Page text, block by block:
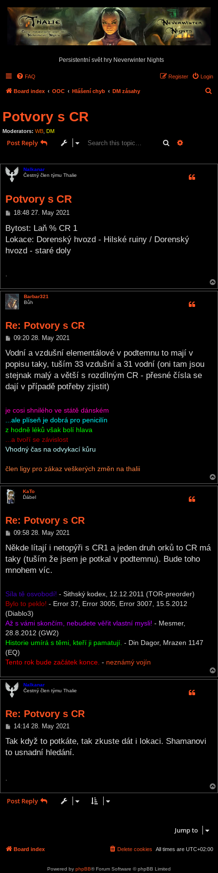
Persistentní svět hry Neverwinter Nights
FAQ Login
Register
Board index OOC Hlášení chyb DM zásahy
Potvory s CR
Moderators: WB DM
Post Reply Search
Nalkanar
Čestný člen týmu Thalie
Potvory s CR
P
s
t
18:48 27. May 2021
Bytost: Laň % CR 1
Lokace: Dorenský hvozd - Hilské ruiny / Dorenský
hvozd - staré doly
Barbar321
Bůh
Re: Potvory s CR
P
s
09:20 28. May 2021
Vodní a vzdušní elementálové v podtemnu to mají v
popisu taky, tuším 33 vzdušní a 31 vodní (oni tam jsou
stejnak malý a větší s rozdílným CR - přesné čísla se
dají v případě potřeby zjistit)
je cosi shnilého ve státě dánském
...ale plíseň je dobrá pro penicilín
z hodně léků však bolí hlava
...a tvoří se závislost
Vhodný čas na odvykací kůru
člen ligy pro zákaz veškerých změn na thalii
KaTo
Ďábel
Re: Potvory s CR
P
s
09:58 28. May 2021
Někde lítají i netopýři s CR1 a jeden druh orků to CR má
taky (tuším že jsem je potkal v podtemnu). Bude toho
mnohem víc.
Síla tě osvobodí! - Sithský kodex, 12.12.2011 (TOR-preorder)
Bylo to peklo! - Error 37, Error 3005, Error 3007, 15.5.2012
(Diablo3)
Až s vámi skončím, nebudete věřit vlastní mysli! - Mesmer,
28.8.2012 (GW2)
Historie umírá s těmi, kteří ji pamatují. - Din Dagor, Mrazen 1147
(EQ)
Tento rok bude začátek konce. - neznámý vojín
Nalkanar
Čestný člen týmu Thalie
Re: Potvory s CR
P
s
14:14 28. May 2021
Tak když to potkáte, tak zkuste dát i lokaci. Shamanovi
to usnadní hledání.
.
Post Reply
Jump to
Board index All times are UTC+02:00
Delete cookies
Powered by phpBB® Forum Software © phpBB Limited